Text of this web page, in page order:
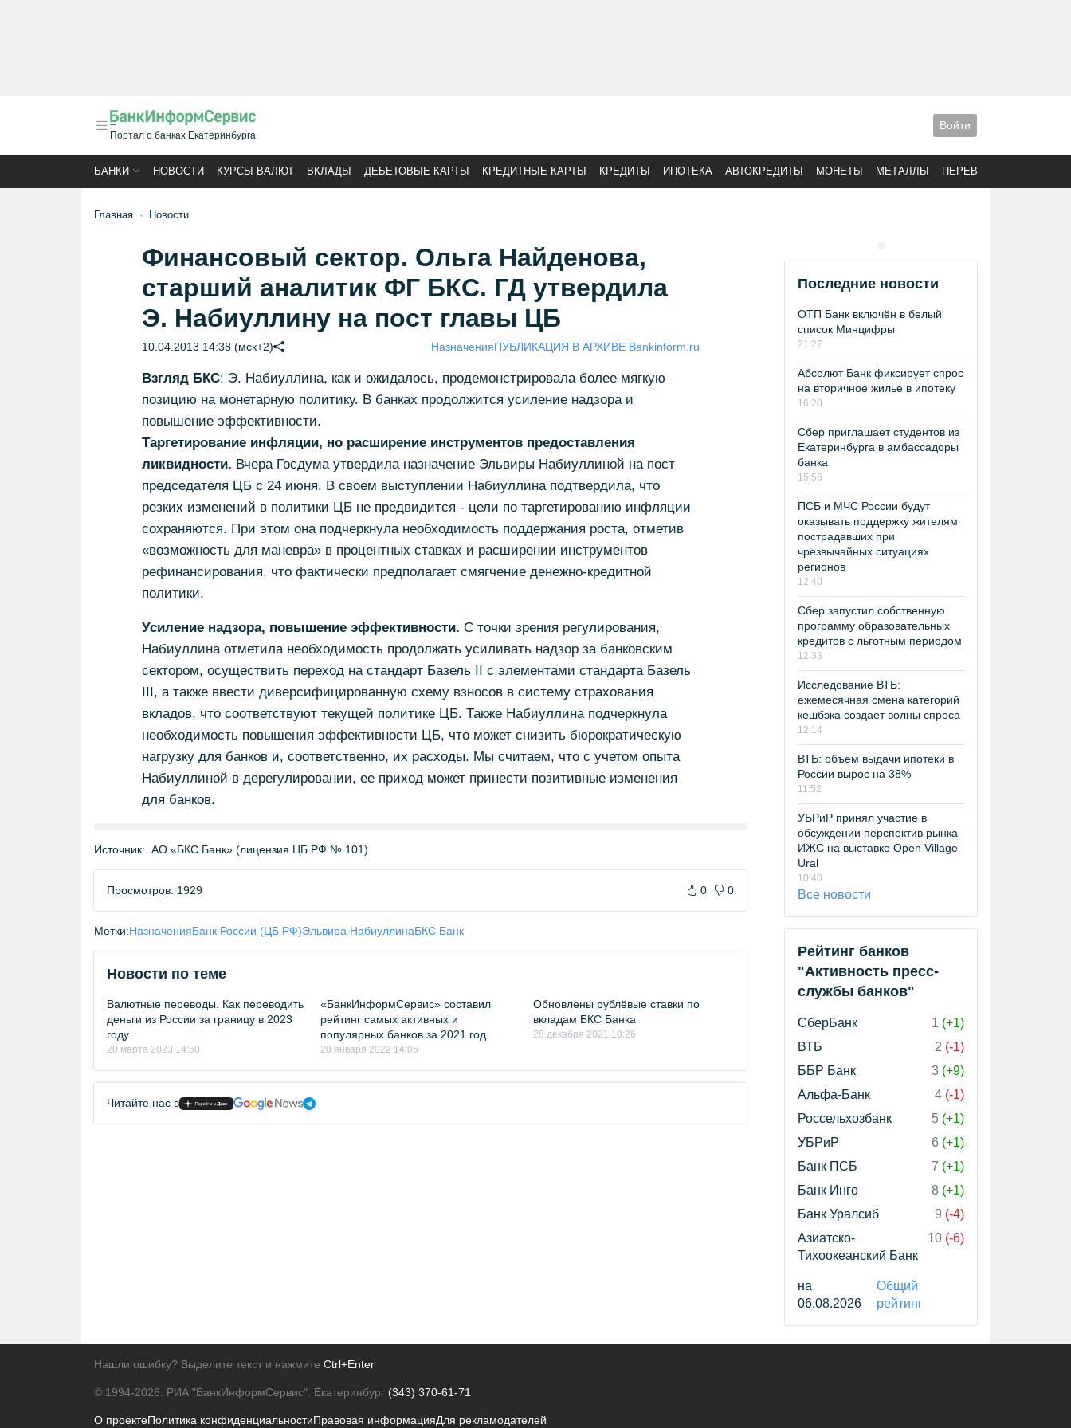
Портал о банках Екатеринбурга
Войти
БАНКИ НОВОСТИ КУРСЫ ВАЛЮТ ВКЛАДЫ ДЕБЕТОВЫЕ КАРТЫ КРЕДИТНЫЕ КАРТЫ КРЕДИТЫ ИПОТЕКА АВТОКРЕДИТЫ МОНЕТЫ МЕТАЛЛЫ ПЕРЕВОДЫ
Главная Новости
Финансовый сектор. Ольга Найденова,
старший аналитик ФГ БКС. ГД утвердила
Э. Набиуллину на пост главы ЦБ
10.04.2013 14:38 (мск+2) НазначенияПУБЛИКАЦИЯ В АРХИВЕ Bankinform.ru
Взгляд БКС: Э. Набиуллина, как и ожидалось, продемонстрировала более мягкую
позицию на монетарную политику. В банках продолжится усиление надзора и
повышение эффективности.
Таргетирование инфляции, но расширение инструментов предоставления
ликвидности. Вчера Госдума утвердила назначение Эльвиры Набиуллиной на пост
председателя ЦБ с 24 июня. В своем выступлении Набиуллина подтвердила, что
резких изменений в политики ЦБ не предвидится - цели по таргетированию инфляции
сохраняются. При этом она подчеркнула необходимость поддержания роста, отметив
«возможность для маневра» в процентных ставках и расширении инструментов
рефинансирования, что фактически предполагает смягчение денежно-кредитной
политики.
Усиление надзора, повышение эффективности. С точки зрения регулирования,
Набиуллина отметила необходимость продолжать усиливать надзор за банковским
сектором, осуществить переход на стандарт Базель II с элементами стандарта Базель
III, а также ввести диверсифицированную схему взносов в систему страхования
вкладов, что соответствуют текущей политике ЦБ. Также Набиуллина подчеркнула
необходимость повышения эффективности ЦБ, что может снизить бюрократическую
нагрузку для банков и, соответственно, их расходы. Мы считаем, что с учетом опыта
Набиуллиной в дерегулировании, ее приход может принести позитивные изменения
для банков.
Источник: АО «БКС Банк» (лицензия ЦБ РФ № 101)
Просмотров: 1929 0 0
Метки:НазначенияБанк России (ЦБ РФ)Эльвира НабиуллинаБКС Банк
Новости по теме
Валютные переводы. Как переводить
деньги из России за границу в 2023
году
20 марта 2023 14:50
«БанкИнформСервис» составил
рейтинг самых активных и
популярных банков за 2021 год
20 января 2022 14:05
Обновлены рублёвые ставки по
вкладам БКС Банка
28 декабря 2021 10:26
Читайте нас в
Последние новости
ОТП Банк включён в белый
список Минцифры
21:27
Абсолют Банк фиксирует спрос
на вторичное жилье в ипотеку
16:20
Сбер приглашает студентов из
Екатеринбурга в амбассадоры
банка
15:56
ПСБ и МЧС России будут
оказывать поддержку жителям
пострадавших при
чрезвычайных ситуациях
регионов
12:40
Сбер запустил собственную
программу образовательных
кредитов с льготным периодом
12:33
Исследование ВТБ:
ежемесячная смена категорий
кешбэка создает волны спроса
12:14
ВТБ: объем выдачи ипотеки в
России вырос на 38%
11:52
УБРиР принял участие в
обсуждении перспектив рынка
ИЖС на выставке Open Village
Ural
10:40
Все новости
Рейтинг банков
"Активность пресс-
службы банков"
СберБанк 1 (+1)
ВТБ
2 (-1)
ББР Банк
3 (+9)
Альфа-Банк
4 (-1)
Россельхозбанк
5 (+1)
УБРиР
6 (+1)
Банк ПСБ
7 (+1)
Банк Инго
8 (+1)
Банк Уралсиб
9 (-4)
Азиатско-
Тихоокеанский Банк
10 (-6)
на
06.08.2026
Общий
рейтинг
Нашли ошибку? Выделите текст и нажмите Ctrl+Enter
© 1994-2026. РИА "БанкИнформСервис". Екатеринбург (343) 370-61-71
О проектеПолитика конфиденциальностиПравовая информацияДля рекламодателей